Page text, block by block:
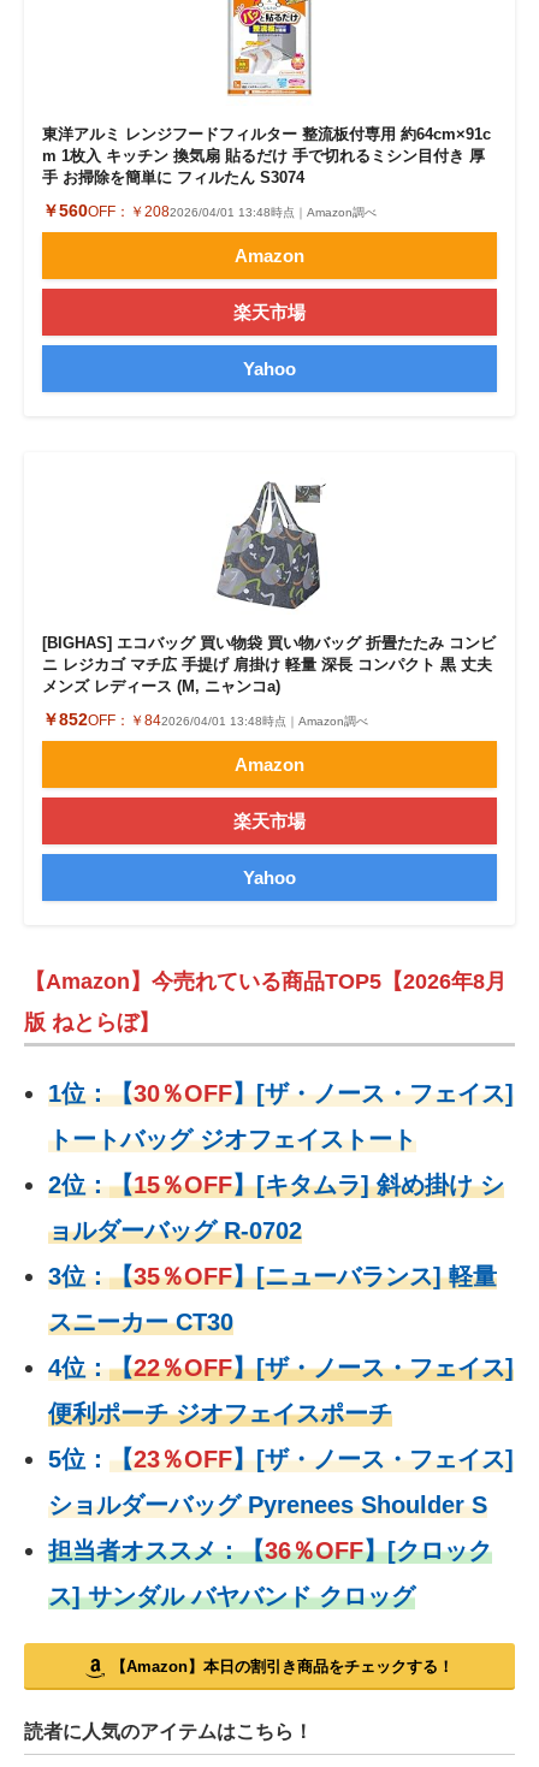
東洋アルミ レンジフードフィルター 整流板付専用 約64cm×91c
m 1枚入 キッチン 換気扇 貼るだけ 手で切れるミシン目付き 厚
手 お掃除を簡単に フィルたん S3074
￥560OFF： ￥2082026/04/01 13:48時点｜Amazon調べ
Amazon
楽天市場
Yahoo
[BIGHAS] エコバッグ 買い物袋 買い物バッグ 折畳たたみ コンビ
ニ レジカゴ マチ広 手提げ 肩掛け 軽量 深長 コンパクト 黒 丈夫
メンズ レディース (M, ニャンコa)
￥852OFF： ￥842026/04/01 13:48時点｜Amazon調べ
Amazon
楽天市場
Yahoo
【Amazon】今売れている商品TOP5【2026年8月
版 ねとらぼ】
1位：【30％OFF】[ザ・ノース・フェイス]
トートバッグ ジオフェイストート
2位：【15％OFF】[キタムラ] 斜め掛け シ
ョルダーバッグ R-0702
3位：【35％OFF】[ニューバランス] 軽量
スニーカー CT30
4位：【22％OFF】[ザ・ノース・フェイス]
便利ポーチ ジオフェイスポーチ
5位： 【23％OFF】[ザ・ノース・フェイス]
ショルダーバッグ Pyrenees Shoulder S
担当者オススメ：【36％OFF】[クロック
ス] サンダル バヤバンド クロッグ
【Amazon】本日の割引き商品をチェックする！
読者に人気のアイテムはこちら！